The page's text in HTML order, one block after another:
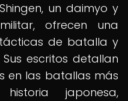
un daimyo y
ofrecen una
de batalla y
escritos detallan
en las batallas más
japonesa,